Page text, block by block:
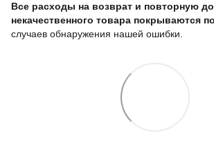
Все расходы на возврат и повторную
некачественного товара покрываются
случаев обнаружения нашей ошибки.